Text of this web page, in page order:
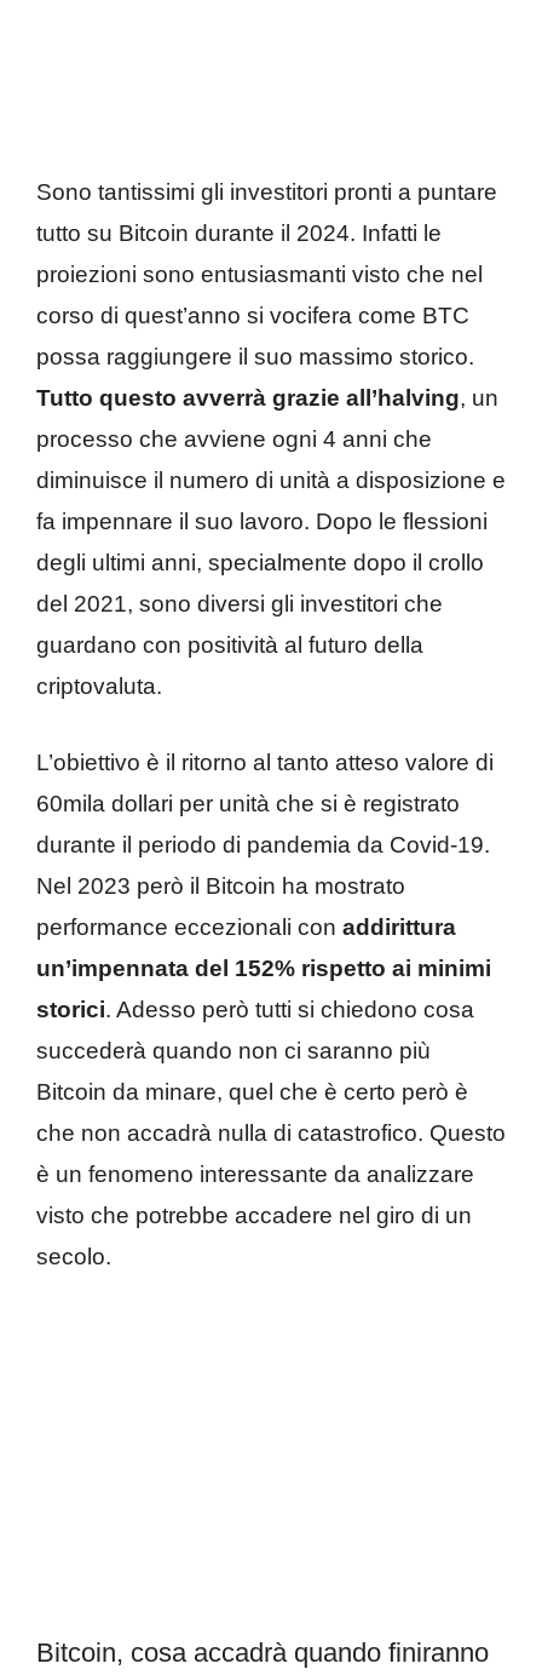
Sono tantissimi gli investitori pronti a puntare
tutto su Bitcoin durante il 2024. Infatti le
proiezioni sono entusiasmanti visto che nel
corso di quest’anno si vocifera come BTC
possa raggiungere il suo massimo storico.
Tutto questo avverrà grazie all’halving, un
processo che avviene ogni 4 anni che
diminuisce il numero di unità a disposizione e
fa impennare il suo lavoro. Dopo le flessioni
degli ultimi anni, specialmente dopo il crollo
del 2021, sono diversi gli investitori che
guardano con positività al futuro della
criptovaluta.
L’obiettivo è il ritorno al tanto atteso valore di
60mila dollari per unità che si è registrato
durante il periodo di pandemia da Covid-19.
Nel 2023 però il Bitcoin ha mostrato
performance eccezionali con addirittura
un’impennata del 152% rispetto ai minimi
storici. Adesso però tutti si chiedono cosa
succederà quando non ci saranno più
Bitcoin da minare, quel che è certo però è
che non accadrà nulla di catastrofico. Questo
è un fenomeno interessante da analizzare
visto che potrebbe accadere nel giro di un
secolo.
Bitcoin, cosa accadrà quando finiranno